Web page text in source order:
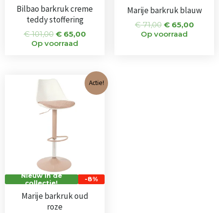
Bilbao barkruk creme
teddy stoffering
€101,00 €65,00
Op voorraad
Marije barkruk blauw
€71,00 €65,00
Op voorraad
Actie!
-8%
Nieuw in de
collectie!
Marije barkruk oud
roze
Oorspronkelijke
prijs
€ 71,00.
Huidige
prijs
is: